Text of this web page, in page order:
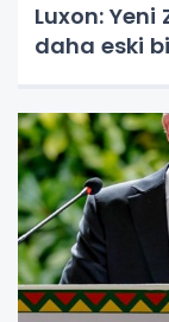
Luxon: Yeni
daha eski